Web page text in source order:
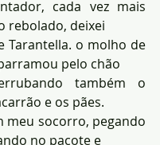
cada vez mais
rebolado, deixei
Tarantella. o molho de
pelo chão
também o
e os pães.
meu socorro, pegando
no pacote e